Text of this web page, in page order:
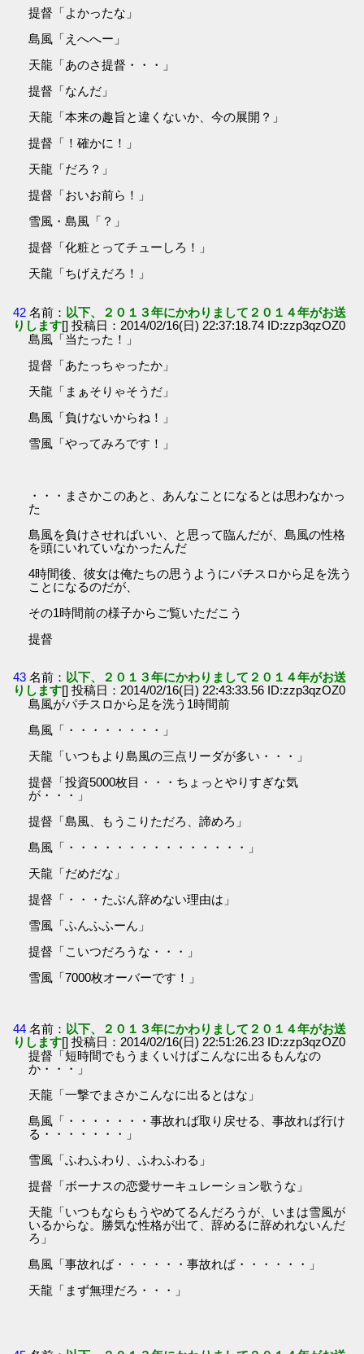
提督「よかったな」
島風「えへへー」
天龍「あのさ提督・・・」
提督「なんだ」
天龍「本来の趣旨と違くないか、今の展開？」
提督「！確かに！」
天龍「だろ？」
提督「おいお前ら！」
雪風・島風「？」
提督「化粧とってチューしろ！」
天龍「ちげえだろ！」
42 名前： 以下、２０１３年にかわりまして２０１４年がお送
りします[] 投稿日：2014/02/16(日) 22:37:18.74 ID:zzp3qzOZ0
島風「当たった！」
提督「あたっちゃったか」
天龍「まぁそりゃそうだ」
島風「負けないからね！」
雪風「やってみろです！」
・・・まさかこのあと、あんなことになるとは思わなかっ
た
島風を負けさせればいい、と思って臨んだが、島風の性格
を頭にいれていなかったんだ
4時間後、彼女は俺たちの思うようにパチスロから足を洗う
ことになるのだが、
その1時間前の様子からご覧いただこう
提督
43 名前： 以下、２０１３年にかわりまして２０１４年がお送
りします[] 投稿日：2014/02/16(日) 22:43:33.56 ID:zzp3qzOZ0
島風がパチスロから足を洗う1時間前
島風「・・・・・・・・」
天龍「いつもより島風の三点リーダが多い・・・」
提督「投資5000枚目・・・ちょっとやりすぎな気
が・・・」
提督「島風、もうこりただろ、諦めろ」
島風「・・・・・・・・・・・・・・・」
天龍「だめだな」
提督「・・・たぶん辞めない理由は」
雪風「ふんふふーん」
提督「こいつだろうな・・・」
雪風「7000枚オーバーです！」
44 名前： 以下、２０１３年にかわりまして２０１４年がお送
りします[] 投稿日：2014/02/16(日) 22:51:26.23 ID:zzp3qzOZ0
提督「短時間でもうまくいけばこんなに出るもんなの
か・・・」
天龍「一撃でまさかこんなに出るとはな」
島風「・・・・・・・事故れば取り戻せる、事故れば行け
る・・・・・・・」
雪風「ふわふわり、ふわふわる」
提督「ボーナスの恋愛サーキュレーション歌うな」
天龍「いつもならもうやめてるんだろうが、いまは雪風が
いるからな。勝気な性格が出て、辞めるに辞めれないんだ
ろ」
島風「事故れば・・・・・・事故れば・・・・・・」
天龍「まず無理だろ・・・」